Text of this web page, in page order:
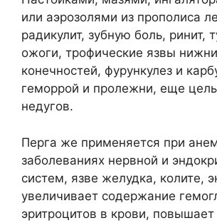
или аэрозолями из прополиса
радикулит, зубную боль, ринит,
ожоги, трофические язвы
конечностей, фурункулез и
геморрой и пролежни, еще
недугов.
Перга же применяется при
заболеваниях нервной и
систем, язве желудка, колите,
увеличивает содержание
эритроцитов в крови, повышает